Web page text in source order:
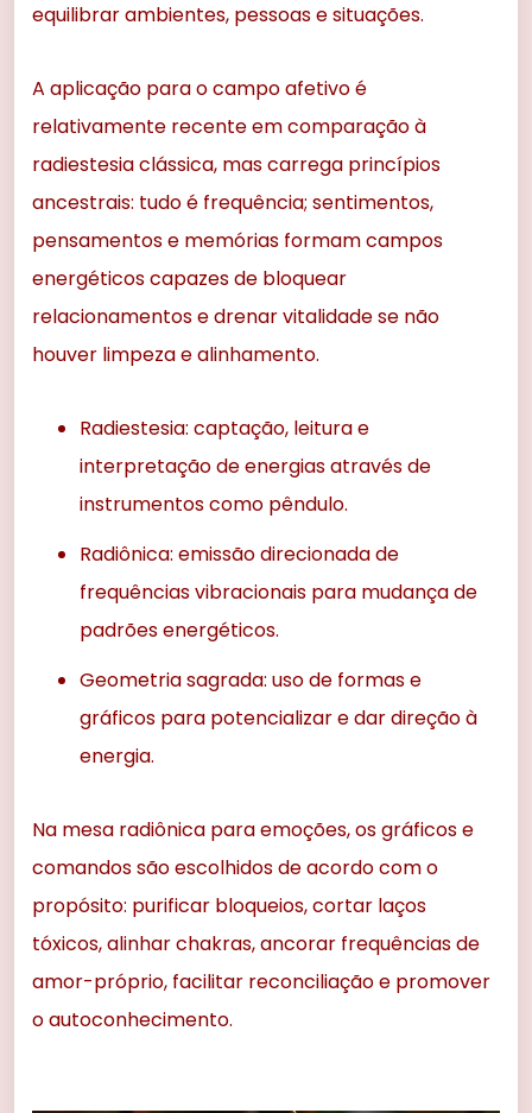
equilibrar ambientes, pessoas e situações.
A aplicação para o campo afetivo é
relativamente recente em comparação à
radiestesia clássica, mas carrega princípios
ancestrais: tudo é frequência; sentimentos,
pensamentos e memórias formam campos
energéticos capazes de bloquear
relacionamentos e drenar vitalidade se não
houver limpeza e alinhamento.
Radiestesia: captação, leitura e
interpretação de energias através de
instrumentos como pêndulo.
Radiônica: emissão direcionada de
frequências vibracionais para mudança de
padrões energéticos.
Geometria sagrada: uso de formas e
gráficos para potencializar e dar direção à
energia.
Na mesa radiônica para emoções, os gráficos e
comandos são escolhidos de acordo com o
propósito: purificar bloqueios, cortar laços
tóxicos, alinhar chakras, ancorar frequências de
amor-próprio, facilitar reconciliação e promover
o autoconhecimento.